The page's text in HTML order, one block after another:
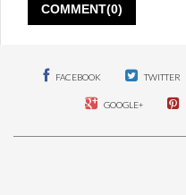
COMMENT(0)
FACEBOOK TWITTER
GOOGLE+